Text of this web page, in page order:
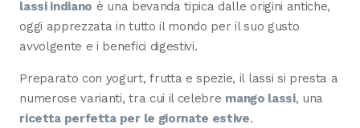
lassi indiano è una bevanda tipica dalle origini antiche,
oggi apprezzata in tutto il mondo per il suo gusto
avvolgente e i benefici digestivi.
Preparato con yogurt, frutta e spezie, il lassi si presta a
numerose varianti, tra cui il celebre mango lassi, una
ricetta perfetta per le giornate estive.